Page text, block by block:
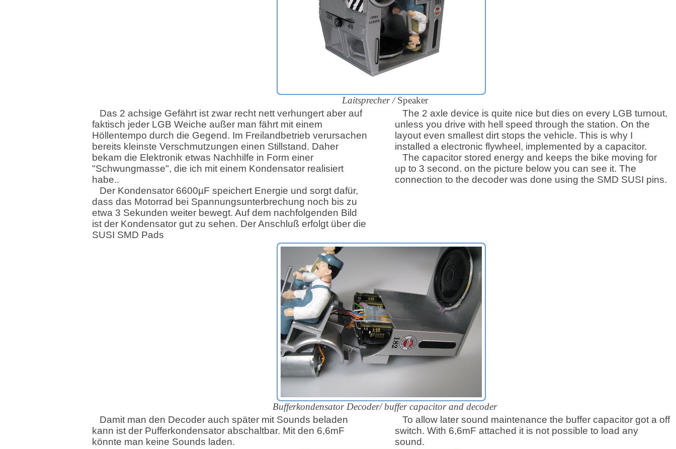
Laitsprecher/Speaker
Das 2 achsige Gefährt ist zwar recht nett verhungert aber auf
faktisch jeder LGB Weiche außer man fährt mit einem
Höllentempo durch die Gegend. Im Freilandbetrieb verursachen
bereits kleinste Verschmutzungen einen Stillstand. Daher
bekam die Elektronik etwas Nachhilfe in Form einer
"Schwungmasse", die ich mit einem Kondensator realisiert
habe..
Der Kondensator 6600µF speichert Energie und sorgt dafür,
dass das Motorrad bei Spannungsunterbrechung noch bis zu
etwa 3 Sekunden weiter bewegt. Auf dem nachfolgenden Bild
ist der Kondensator gut zu sehen. Der Anschluß erfolgt über die
SUSI SMD Pads
The 2 axle device is quite nice but dies on every LGB turnout,
unless you drive with hell speed through the station. On the
layout even smallest dirt stops the vehicle. This is why I
installed a electronic flywheel, implemented by a capacitor.
The capacitor stored energy and keeps the bike moving for
up to 3 second. on the picture below you can see it. The
connection to the decoder was done using the SMD SUSI pins.
Bufferkondensator Decoder/buffer capacitorand decoder
Damit man den Decoder auch später mit Sounds beladen
kann ist der Pufferkondensator abschaltbar. Mit den 6,6mF
könnte man keine Sounds laden.
To allow later sound maintenance the buffer capacitor got a off
switch. With 6,6mF attached it is not possible to load any
sound.